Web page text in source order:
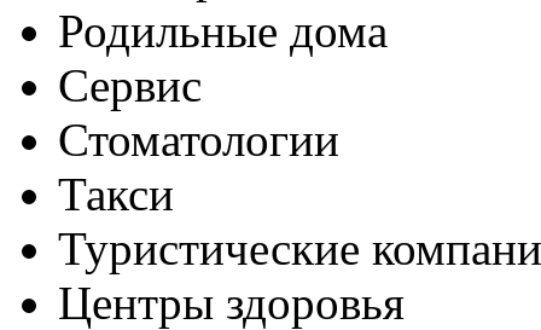
Родильные дома
Сервис
Стоматологии
Такси
Туристические
Центры здоровья